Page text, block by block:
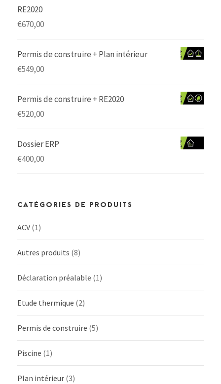
RE2020
€670,00
Permis de construire + Plan intérieur
€549,00
Permis de construire + RE2020
€520,00
Dossier ERP
€400,00
CATÉGORIES DE PRODUITS
ACV (1)
Autres produits (8)
Déclaration préalable (1)
Etude thermique (2)
Permis de construire (5)
Piscine (1)
Plan intérieur (3)